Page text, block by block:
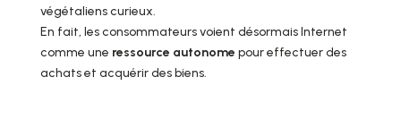
végétaliens curieux.
En fait, les consommateurs voient désormais Internet
comme une ressource autonome pour effectuer des
achats et acquérir des biens.